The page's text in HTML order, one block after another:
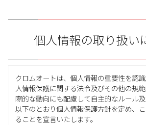
個人情報の取り扱い
クロムオートは、個人情報の重要性を認
人情報保護に関する法令及びその他の規
際的な動向にも配慮して自主的なルール及
以下のとおり個人情報保護方針を定め、
ることを宣言いたします。